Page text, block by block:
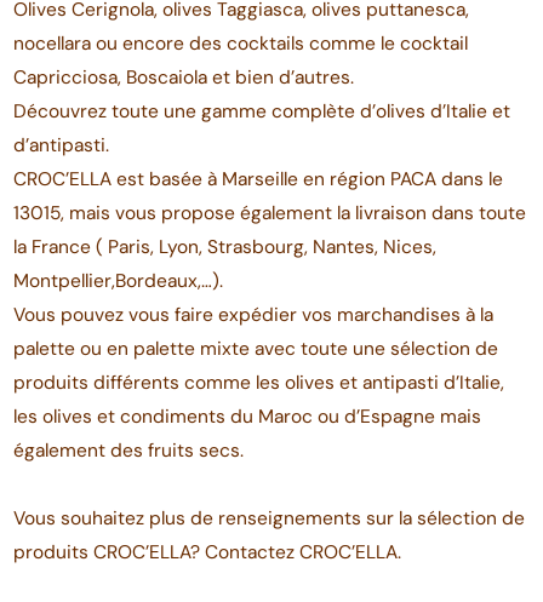
Olives Cerignola, olives Taggiasca, olives puttanesca,
nocellara ou encore des cocktails comme le cocktail
Capricciosa, Boscaiola et bien d’autres.
Découvrez toute une gamme complète d’olives d’Italie et
d’antipasti.
CROC’ELLA est basée à Marseille en région PACA dans le
13015, mais vous propose également la livraison dans toute
la France ( Paris, Lyon, Strasbourg, Nantes, Nices,
Montpellier,Bordeaux,…).
Vous pouvez vous faire expédier vos marchandises à la
palette ou en palette mixte avec toute une sélection de
produits différents comme les olives et antipasti d’Italie,
les olives et condiments du Maroc ou d’Espagne mais
également des fruits secs.
Vous souhaitez plus de renseignements sur la sélection de
produits CROC’ELLA? Contactez CROC’ELLA.